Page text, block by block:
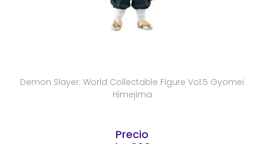
Demon Slayer: World Collectable Figure Vol.5 Gyomei
Himejima
Precio